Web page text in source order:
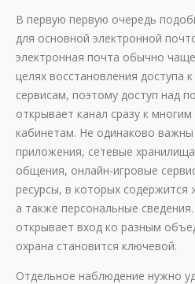
В первую первую очередь
для основной электронной
электронная почта обычно
целях восстановления доступа
сервисам, поэтому доступ над
открывает канал сразу к
кабинетам. Не одинаково
приложения, сетевые
общения, онлайн-игровые
ресурсы, в которых содержится
а также персональные
открывает вход ко разным
охрана становится ключевой.
Отдельное наблюдение нужно